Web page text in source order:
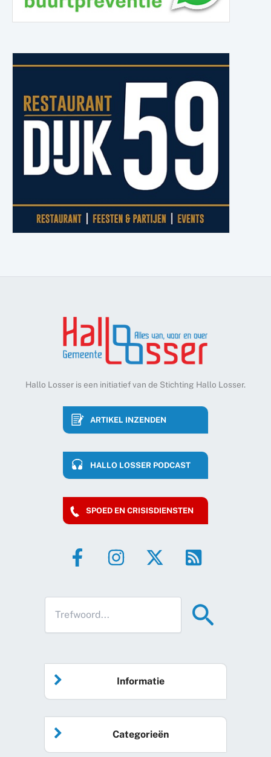
Hallo Losser is een initiatief van de Stichting Hallo Losser.
ARTIKEL INZENDEN
HALLO LOSSER PODCAST
SPOED EN CRISISDIENSTEN
Informatie
Home
Categorieën